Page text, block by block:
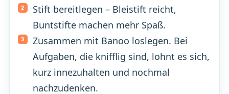
Stift bereitlegen – Bleistift reicht,
Buntstifte machen mehr Spaß.
Zusammen mit Banoo loslegen. Bei
Aufgaben, die knifflig sind, lohnt es sich,
kurz innezuhalten und nochmal
nachzudenken.